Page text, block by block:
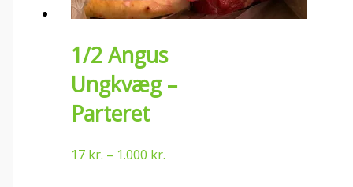
1/2 Angus
Ungkvæg –
Parteret
17 kr. – 1.000 kr.